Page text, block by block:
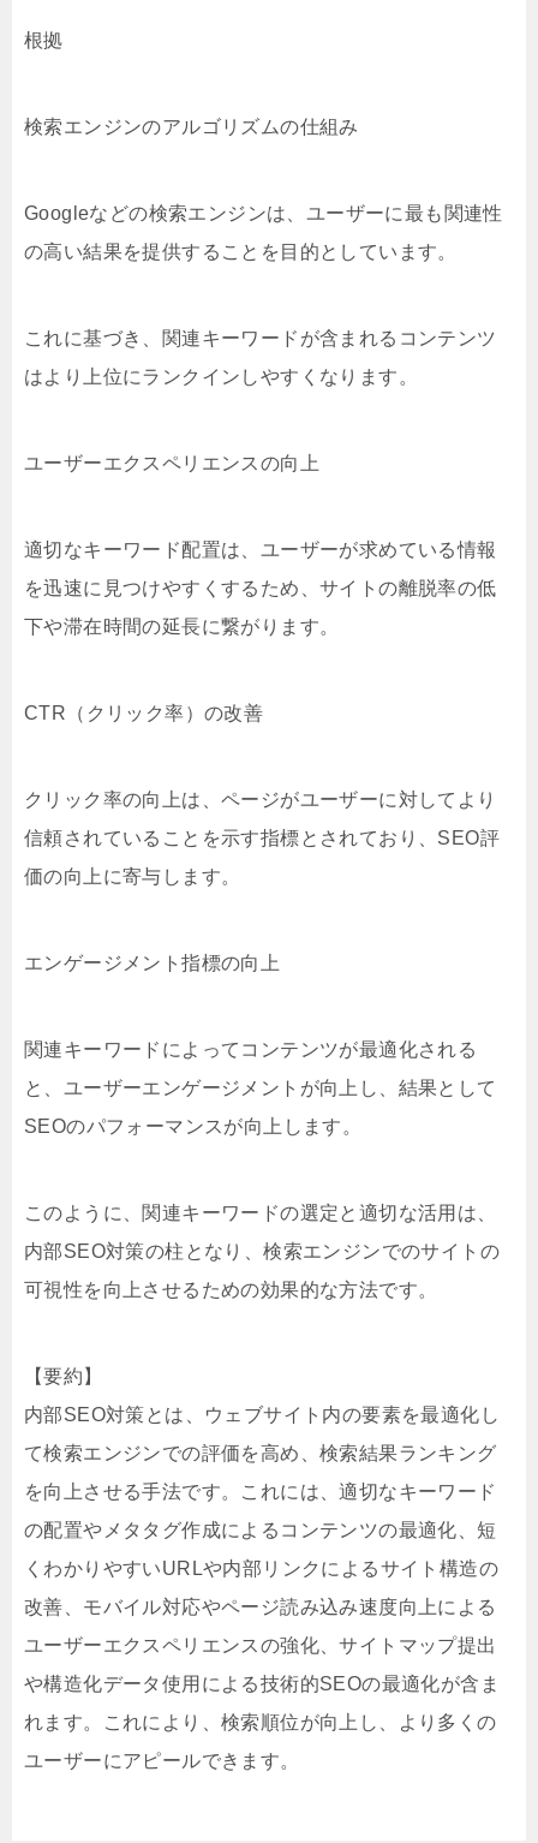
根拠
検索エンジンのアルゴリズムの仕組み
Googleなどの検索エンジンは、ユーザーに最も関連性
の高い結果を提供することを目的としています。
これに基づき、関連キーワードが含まれるコンテンツ
はより上位にランクインしやすくなります。
ユーザーエクスペリエンスの向上
適切なキーワード配置は、ユーザーが求めている情報
を迅速に見つけやすくするため、サイトの離脱率の低
下や滞在時間の延長に繋がります。
CTR（クリック率）の改善
クリック率の向上は、ページがユーザーに対してより
信頼されていることを示す指標とされており、SEO評
価の向上に寄与します。
エンゲージメント指標の向上
関連キーワードによってコンテンツが最適化される
と、ユーザーエンゲージメントが向上し、結果として
SEOのパフォーマンスが向上します。
このように、関連キーワードの選定と適切な活用は、
内部SEO対策の柱となり、検索エンジンでのサイトの
可視性を向上させるための効果的な方法です。
【要約】
内部SEO対策とは、ウェブサイト内の要素を最適化し
て検索エンジンでの評価を高め、検索結果ランキング
を向上させる手法です。これには、適切なキーワード
の配置やメタタグ作成によるコンテンツの最適化、短
くわかりやすいURLや内部リンクによるサイト構造の
改善、モバイル対応やページ読み込み速度向上による
ユーザーエクスペリエンスの強化、サイトマップ提出
や構造化データ使用による技術的SEOの最適化が含ま
れます。これにより、検索順位が向上し、より多くの
ユーザーにアピールできます。